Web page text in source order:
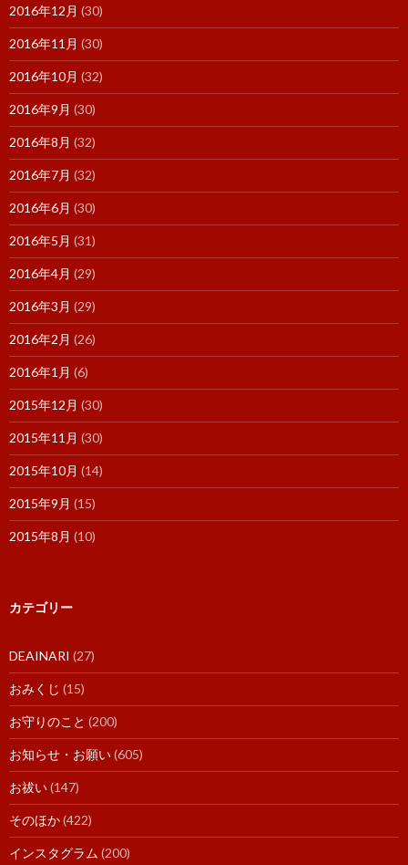
2016年12月 (30)
2016年11月 (30)
2016年10月 (32)
2016年9月 (30)
2016年8月 (32)
2016年7月 (32)
2016年6月 (30)
2016年5月 (31)
2016年4月 (29)
2016年3月 (29)
2016年2月 (26)
2016年1月 (6)
2015年12月 (30)
2015年11月 (30)
2015年10月 (14)
2015年9月 (15)
2015年8月 (10)
カテゴリー
DEAINARI (27)
おみくじ (15)
お守りのこと (200)
お知らせ・お願い(605)
お祓い(147)
そのほか(422)
インスタグラム (200)